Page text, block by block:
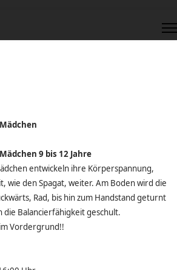
9 bis 12 Jahre
entwickeln ihre Körperspannung,
wie den Spagat, weiter. Am Boden wird die
Rad, bis hin zum Handstand geturnt
die Balancierfähigkeit geschult.
Vordergrund!!